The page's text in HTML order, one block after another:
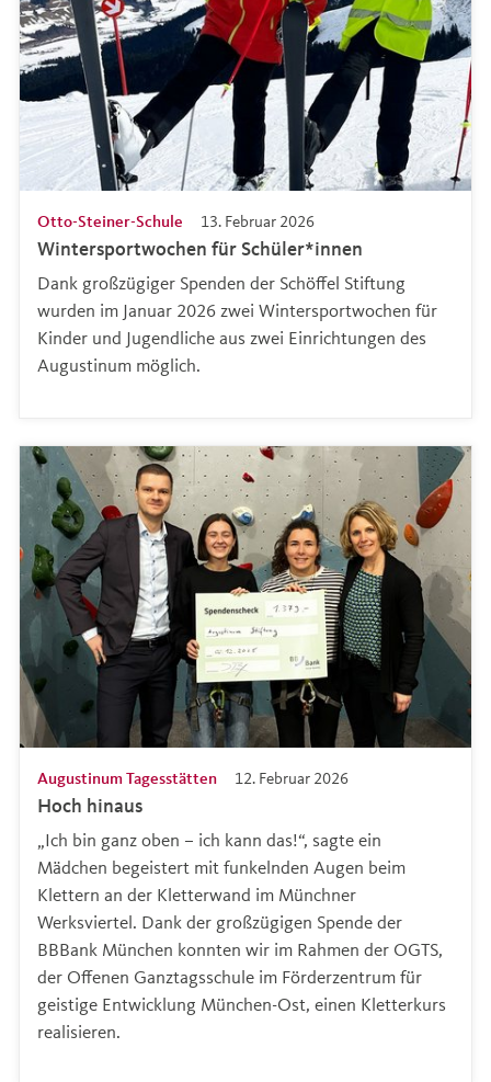
Wintersportwochen für Schüler*innen
13. Februar 2026
Otto-Steiner-Schule
Dank großzügiger Spenden der Schöffel Stiftung
wurden im Januar 2026 zwei Wintersportwochen für
Kinder und Jugendliche aus zwei Einrichtungen des
Augustinum möglich.
Hoch hinaus
12. Februar 2026
Augustinum Tagesstätten
„Ich bin ganz oben – ich kann das!“, sagte ein
Mädchen begeistert mit funkelnden Augen beim
Klettern an der Kletterwand im Münchner
Werksviertel. Dank der großzügigen Spende der
BBBank München konnten wir im Rahmen der OGTS,
der Offenen Ganztagsschule im Förderzentrum für
geistige Entwicklung München-Ost, einen Kletterkurs
realisieren.